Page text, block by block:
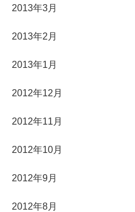
2013年3月
2013年2月
2013年1月
2012年12月
2012年11月
2012年10月
2012年9月
2012年8月